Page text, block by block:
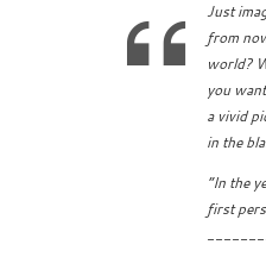
Just
from
world?
you
a vivid
in the
“In the
first